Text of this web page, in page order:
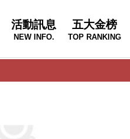
活動訊息
NEW INFO.
五大金榜
TOP RANKING